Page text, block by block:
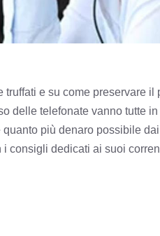
e su come preservare il
delle telefonate vanno tutte
più denaro possibile
i consigli dedicati ai suoi